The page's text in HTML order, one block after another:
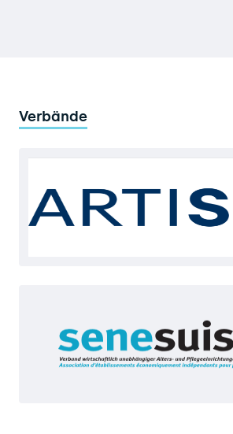
Verbände